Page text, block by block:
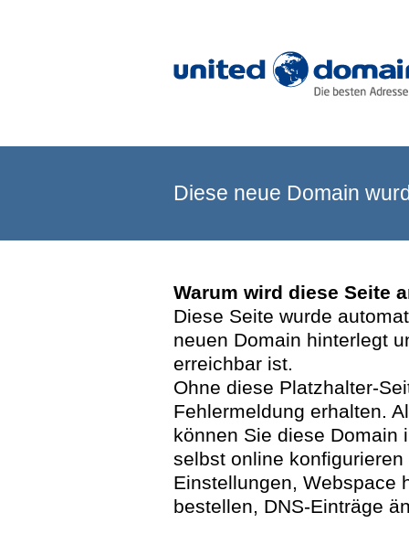
Diese neue Domain
Warum wird diese Seite
Diese Seite wurde
neuen Domain hinterlegt
erreichbar ist.
Ohne diese Platzhalter-
Fehlermeldung erhalten.
können Sie diese Domain
selbst online
Einstellungen, Webspace
bestellen, DNS-Einträge